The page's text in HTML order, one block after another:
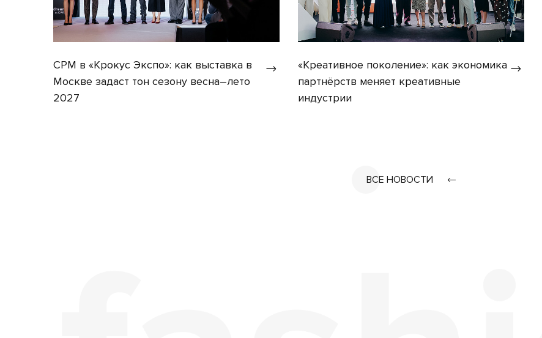
CPM в «Крокус Экспо»: как выставка в
Москве задаст тон сезону весна–лето
2027
«Креативное поколение»: как экономика
партнёрств меняет креативные
индустрии
ВСЕ НОВОСТИ